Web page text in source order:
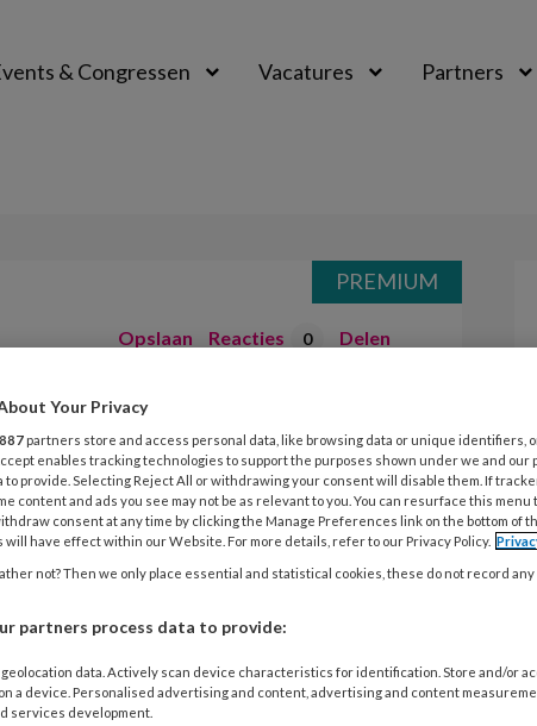
& Congressen Vacatures Partners
Opslaan Reacties 0 Delen
groep
groep: je ziet een kind
kennen, maakt de komst van zusjes
kant vraagt werken in een
medewerker. Wel
iets lager scoren in het landelijk
PREMIUM
Your Privacy
887 partners store and access personal data, like browsing data or unique identifiers,
enables tracking technologies to support the purposes shown under we and our
to provide. Selecting Reject All or withdrawing your consent will disable them. If
content and ads you see may not be as relevant to you. You can resurface this menu
consent at any time by clicking the Manage Preferences link on the bottom of
will have effect within our Website. For more details, refer to our Privacy Policy.
not? Then we only place essential and statistical cookies, these do not record any
partners process data to provide:
data. Actively scan device characteristics for identification. Store and/or
a device. Personalised advertising and content, advertising and content
services development.